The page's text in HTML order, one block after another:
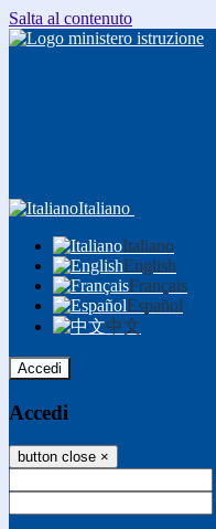
Salta al contenuto
Italiano
Italiano
English
Français
Español
中文
Accedi
Accedi
button close ×